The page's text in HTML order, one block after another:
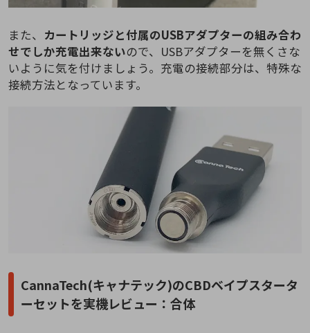
また、 カートリッジと付属のUSBアダプターの組み合わ
せでしか充電出来ないので、USBアダプターを無くさな
いように気を付けましょう。充電の接続部分は、特殊な
接続方法となっています。
CannaTech(キャナテック)のCBDベイプスタータ
ーセットを実機レビュー：合体